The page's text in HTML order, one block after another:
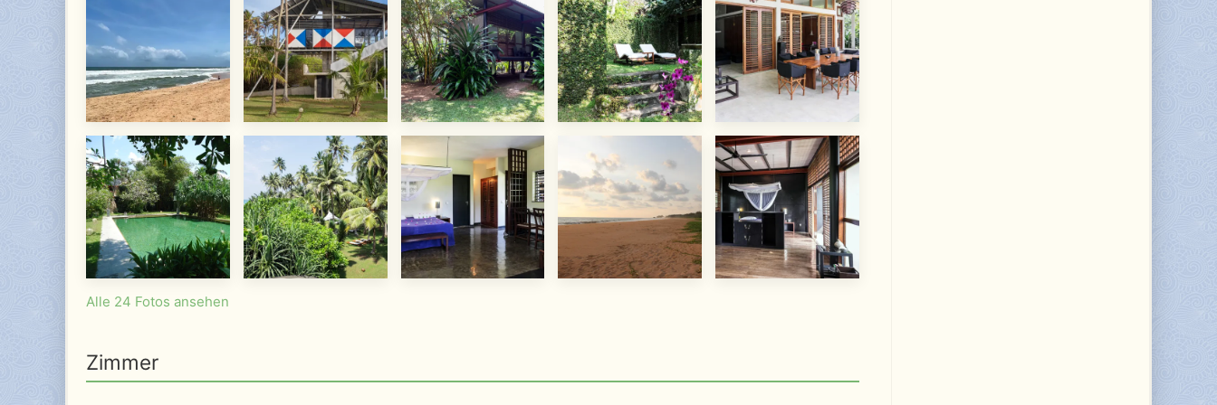
Alle 24 Fotos ansehen
Zimmer